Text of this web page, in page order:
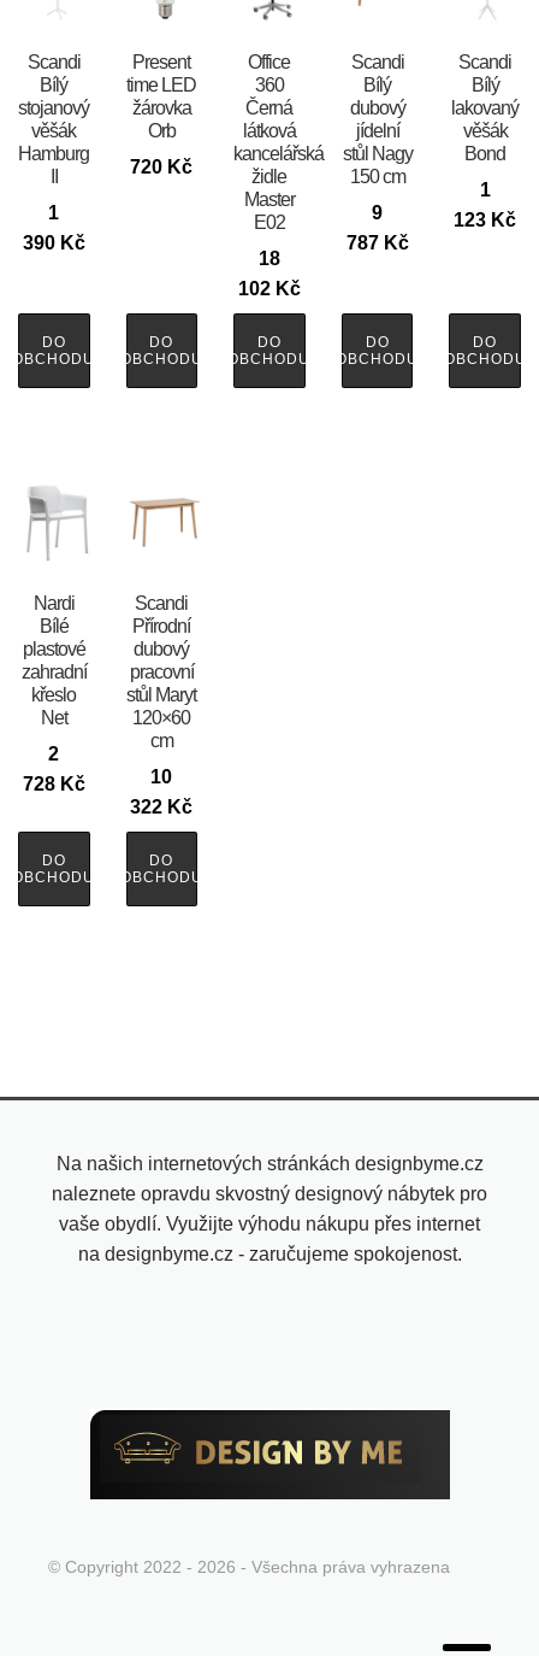
Scandi
Bílý
stojanový
věšák
Hamburg
1
390 Kč
DO
OBCHODU
Present
time LED
žárovka
Orb
720 Kč
DO
OBCHODU
Office
360
Černá
látková
kancelářská
židle
Master
E02
18
102 Kč
DO
OBCHODU
Scandi
Bílý
dubový
jídelní
stůl Nagy
150 cm
9
787 Kč
DO
OBCHODU
Scandi
Bílý
lakovaný
věšák
Bond
1
123 Kč
DO
OBCHODU
Nardi
Bílé
plastové
zahradní
křeslo
Net
2
728 Kč
DO
OBCHODU
Scandi
Přírodní
dubový
pracovní
stůl Maryt
120×60
cm
10
322 Kč
DO
OBCHODU
Na našich internetových stránkách designbyme.cz
naleznete opravdu skvostný designový nábytek pro
vaše obydlí. Využijte výhodu nákupu přes internet
na designbyme.cz - zaručujeme spokojenost.
© Copyright 2022 - 2026 - Všechna práva vyhrazena